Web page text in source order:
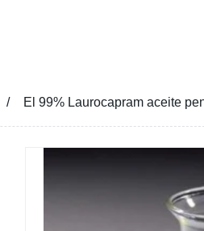
El 99% Laurocapram aceite